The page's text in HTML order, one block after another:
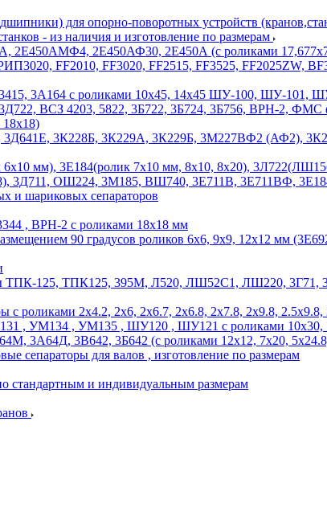
для опорно-поворотных устройств
- из наличия и изготовление по размерам
2Е450АМФ4, 2Е450АФ30, 2Е450А (с роликами
FF2010, FF3020, FF2515, FF3525, FF2025ZW,
3А164 с роликами 10х45, 14х45 ШУ-100, ШУ-101,
ВСЗ 4203, 5822, 3Б722, 3Б724, 3Б756, ВРН-2, ФМС
18х18)
3Д641Е, 3К228Б, 3К229А, 3К229Б, 3М227ВФ2 (АФ2),
мм), 3Е184(ролик 7х10 мм, 8х10, 8х20),
3Д711, ОШ224, 3М185, ВШ740, 3Е711В, 3Е711ВФ,
и шариковых сепараторов
, ВРН-2 с роликами 18х18 мм
90 градусов роликов 6х6, 9х9, 12х12 мм
ТПК-125, ТПК125, 395М, Л520, ЛШ52С1, ЛШ220, 3Г71,
с роликами 2х4.2, 2х6, 2х6.7, 2х6.8, 2х7.8, 2х9.8,
, УМ134 , УМ135 , ШУ120 , ШУ121 с роликами 10х30,
3А64Д, 3В642, 3Б642 (с роликами 12х12, 7х20,
сепараторы для валов , изготовление по размерам
стандартным и индивидуальным размерам